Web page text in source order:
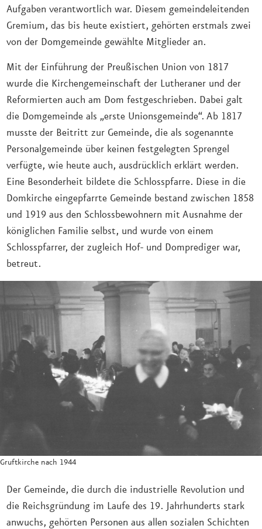
Aufgaben verantwortlich war. Diesem gemeindeleitenden
Gremium, das bis heute existiert, gehörten erstmals zwei
von der Domgemeinde gewählte Mitglieder an.
Mit der Einführung der Preußischen Union von 1817
wurde die Kirchengemeinschaft der Lutheraner und der
Reformierten auch am Dom festgeschrieben. Dabei galt
die Domgemeinde als „erste Unionsgemeinde“. Ab 1817
musste der Beitritt zur Gemeinde, die als sogenannte
Personalgemeinde über keinen festgelegten Sprengel
verfügte, wie heute auch, ausdrücklich erklärt werden.
Eine Besonderheit bildete die Schlosspfarre. Diese in die
Domkirche eingepfarrte Gemeinde bestand zwischen 1858
und 1919 aus den Schlossbewohnern mit Ausnahme der
königlichen Familie selbst, und wurde von einem
Schlosspfarrer, der zugleich Hof- und Domprediger war,
betreut.
Gruftkirche nach 1944
Der Gemeinde, die durch die industrielle Revolution und
die Reichsgründung im Laufe des 19. Jahrhunderts stark
anwuchs, gehörten Personen aus allen sozialen Schichten